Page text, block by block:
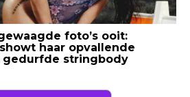
foto’s ooit:
haar opvallende
gedurfde stringbody